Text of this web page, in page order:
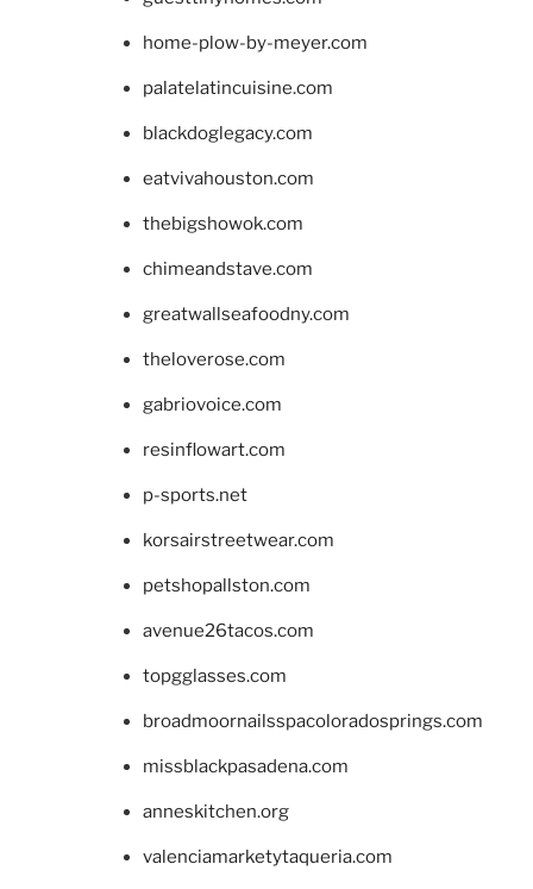
home-plow-by-meyer.com
palatelatincuisine.com
blackdoglegacy.com
eatvivahouston.com
thebigshowok.com
chimeandstave.com
greatwallseafoodny.com
theloverose.com
gabriovoice.com
resinflowart.com
p-sports.net
korsairstreetwear.com
petshopallston.com
avenue26tacos.com
topgglasses.com
broadmoornailsspacoloradosprings.com
missblackpasadena.com
anneskitchen.org
valenciamarketytaqueria.com